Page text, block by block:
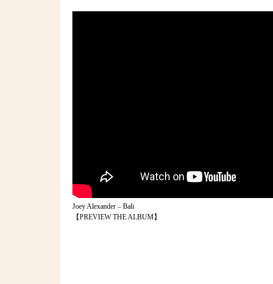
Joey Alexander – Bali
【PREVIEW THE ALBUM】